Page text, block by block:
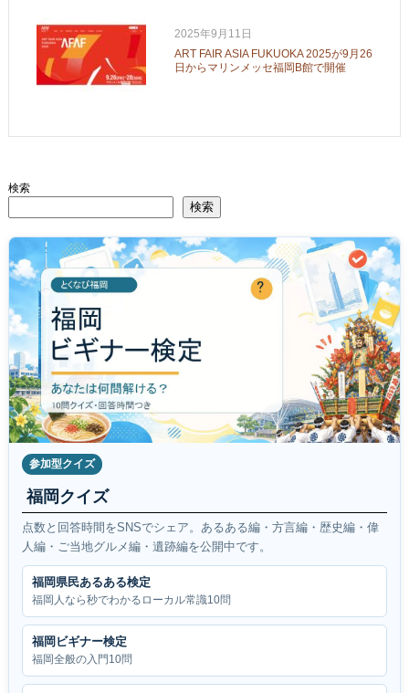
2025年9月11日
ART FAIR ASIA FUKUOKA 2025が9月26
日からマリンメッセ福岡B館で開催
検索
検索
参加型クイズ
福岡クイズ
点数と回答時間をSNSでシェア。あるある編・方言編・歴史編・偉
人編・ご当地グルメ編・遺跡編を公開中です。
福岡県民あるある検定
福岡人なら秒でわかるローカル常識10問
福岡ビギナー検定
福岡全般の入門10問